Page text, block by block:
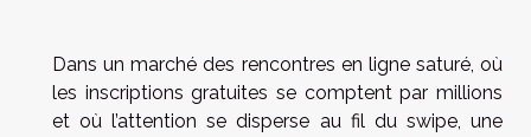
Dans un marché des rencontres en ligne saturé, où
les inscriptions gratuites se comptent par millions
et où l’attention se disperse au fil du swipe, une